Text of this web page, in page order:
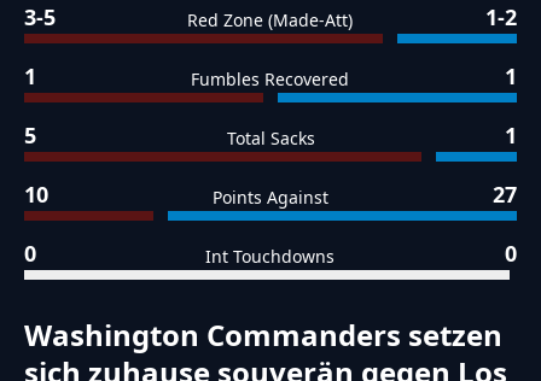
3-5 Red Zone (Made-Att) 1-2
1 Fumbles Recovered 1
5 Total Sacks 1
10 Points Against 27
0 Int Touchdowns 0
Washington Commanders setzen
sich zuhause souverän gegen Los